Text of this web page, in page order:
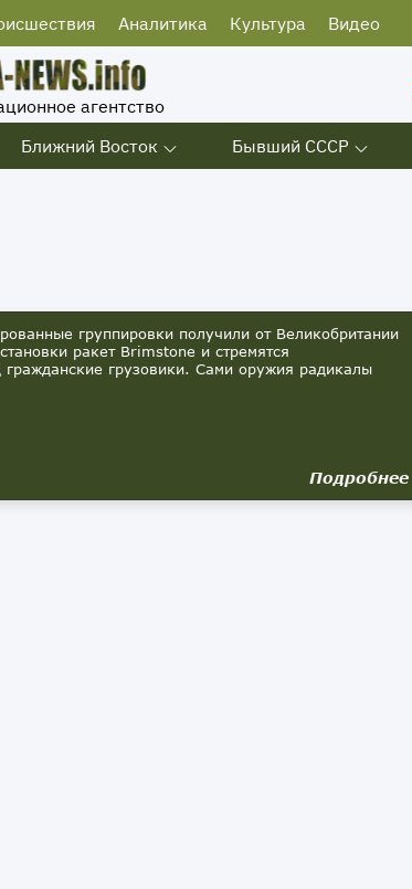
Аналитика Культура Видео
агентство
Ближний Восток Бывший СССР
группировки получили от Великобритании
ракет Brimstone и стремятся
гражданские грузовики. Сами оружия радикалы
Подробнее